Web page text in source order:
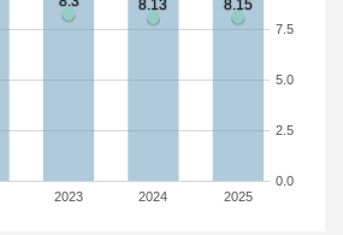
2023 2024 2025
0.0
2.5
5.0
7.5